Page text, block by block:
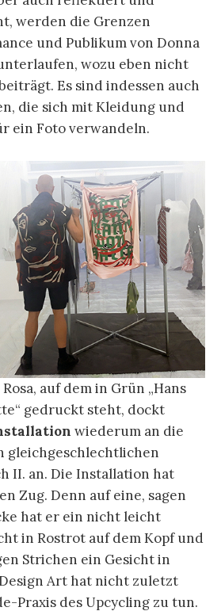
werden die Grenzen
und Publikum von Donna
wozu eben nicht
Es sind indessen auch
die sich mit Kleidung und
ein Foto verwandeln.
auf dem in Grün „Hans
gedruckt steht, dockt
wiederum an die
gleichgeschlechtlichen
II. an. Die Installation hat
Zug. Denn auf eine, sagen
hat er ein nicht leicht
in Rostrot auf dem Kopf und
Strichen ein Gesicht in
Art hat nicht zuletzt
Praxis des Upcycling zu tun.